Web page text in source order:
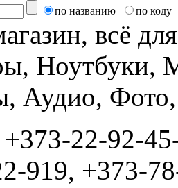
по названию по коду
всё
Ноутбуки,
Аудио,
22-92-
919, +373-